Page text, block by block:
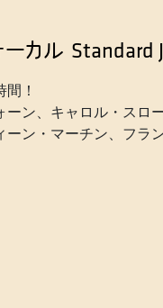
ーカル Standard
！
ン、キャロル・スロ
ン・マーチン、フラ